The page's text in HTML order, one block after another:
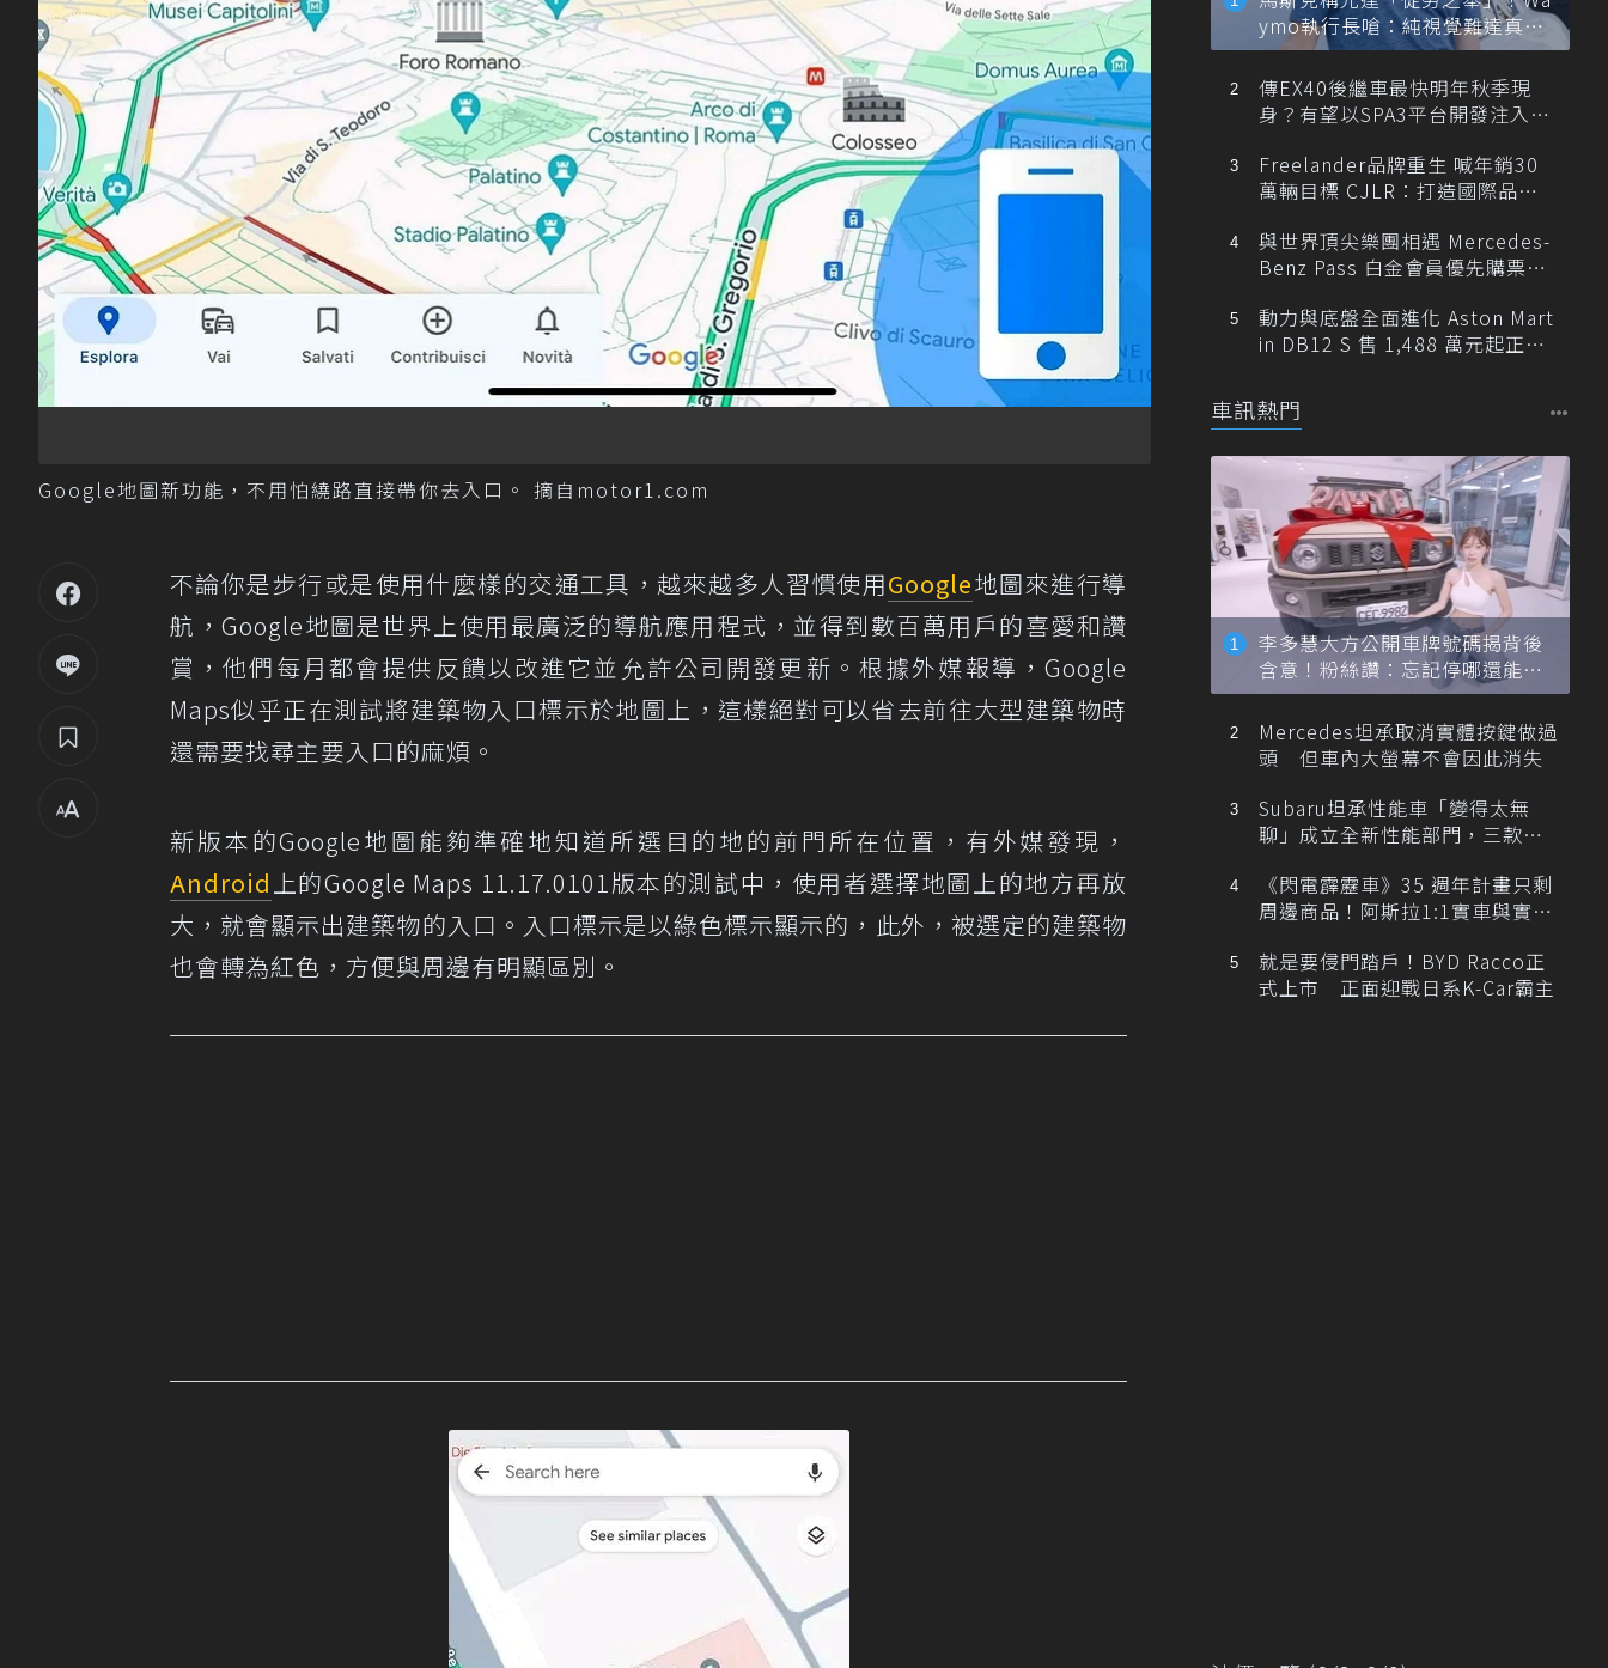
Google地圖新功能，不用怕繞路直接帶你去入口。 摘自motor1.com
不論你是步行或是使用什麼樣的交通工具，越來越多人習慣使用Google地圖來進行導
航，Google地圖是世界上使用最廣泛的導航應用程式，並得到數百萬用戶的喜愛和讚
賞，他們每月都會提供反饋以改進它並允許公司開發更新。根據外媒報導，Google
Maps似乎正在測試將建築物入口標示於地圖上，這樣絕對可以省去前往大型建築物時
還需要找尋主要入口的麻煩。
新版本的Google地圖能夠準確地知道所選目的地的前門所在位置，有外媒發現，
Android上的Google Maps 11.17.0101版本的測試中，使用者選擇地圖上的地方再放
大，就會顯示出建築物的入口。入口標示是以綠色標示顯示的，此外，被選定的建築物
也會轉為紅色，方便與周邊有明顯區別。
ymo執行長嗆：純視覺難達真正
自動駕駛
傳EX40後繼車最快明年秋季現
身？有望以SPA3平台開發注入80
Freelander品牌重生 喊年銷30
萬輛目標 CJLR：打造國際品牌
與世界頂尖樂團相遇 Mercedes-
Benz Pass 白金會員優先購票維
動力與底盤全面進化 Aston Mart
in DB12 S 售 1,488 萬元起正式
車訊熱門
李多慧大方公開車牌號碼揭背後
含意！粉絲讚：忘記停哪還能幫
忙找車
Mercedes坦承取消實體按鍵做過
頭 但車內大螢幕不會因此消失
Subaru坦承性能車「變得太無
聊」成立全新性能部門，三款手
《閃電霹靂車》35 週年計畫只剩
周邊商品！阿斯拉1:1實車與實體
就是要侵門踏戶！BYD Racco正
式上市 正面迎戰日系K-Car霸主